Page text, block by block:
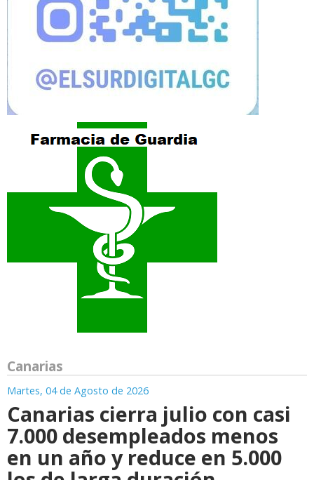
Canarias
Martes, 04 de Agosto de 2026
Canarias cierra julio con casi
7.000 desempleados menos
en un año y reduce en 5.000